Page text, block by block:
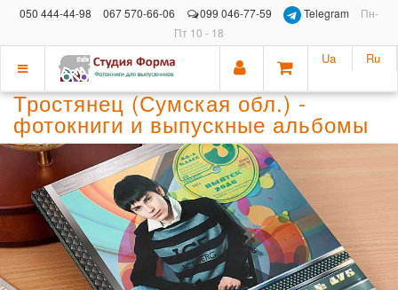
050 444-44-98 067 570-66-06 099 046-77-59 Telegram
Пн-
Пт 10 - 18
Показать
меню
Ua Ru
Тростянец (Сумская обл.) -
фотокниги и выпускные альбомы